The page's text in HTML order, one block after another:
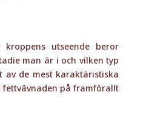
utseende beror
man är i och vilken typ
av de mest karaktäristiska
på framförallt